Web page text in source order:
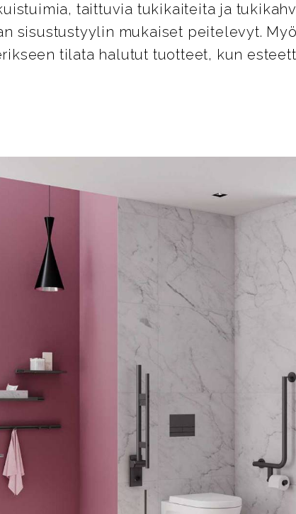
taittuvia tukikaiteita ja
sisustustyylin mukaiset peitelevyt.
tilata halutut tuotteet, kun